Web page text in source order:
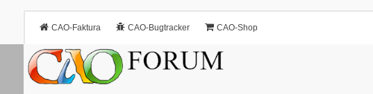
CAO-Faktura CAO-Bugtracker CAO-Shop